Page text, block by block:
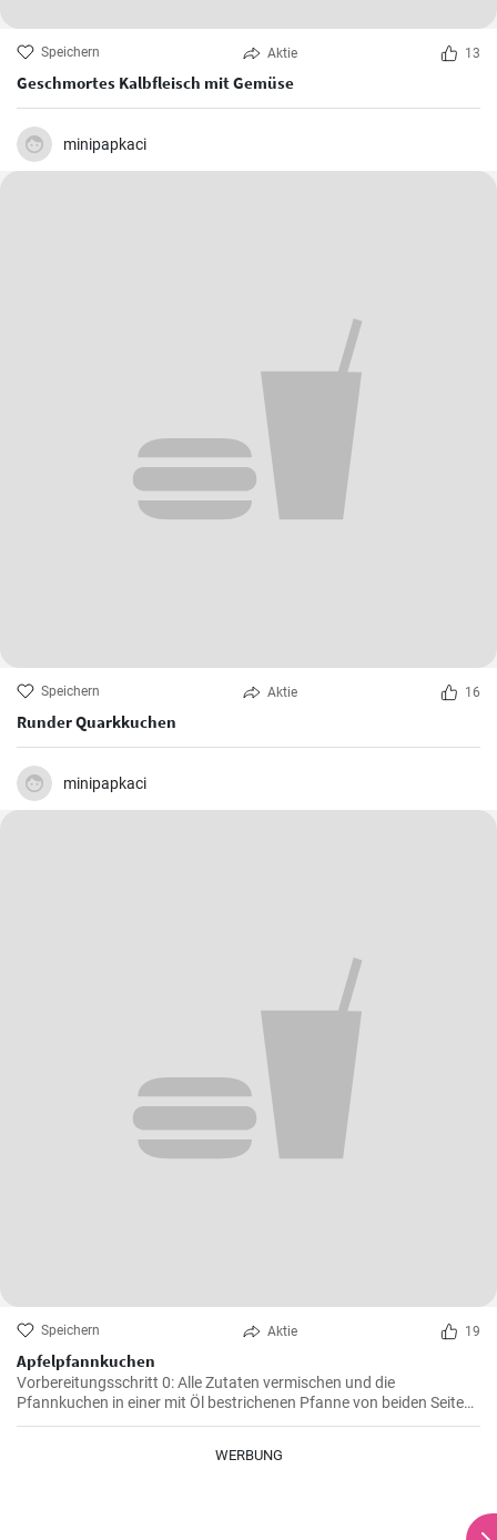
Speichern Aktie 13
Geschmortes Kalbfleisch mit Gemüse
minipapkaci
Speichern Aktie 16
Runder Quarkkuchen
minipapkaci
Speichern Aktie 19
Apfelpfannkuchen
Vorbereitungsschritt 0: Alle Zutaten vermischen und die
Pfannkuchen in einer mit Öl bestrichenen Pfanne von beiden Seiten
braten.
WERBUNG